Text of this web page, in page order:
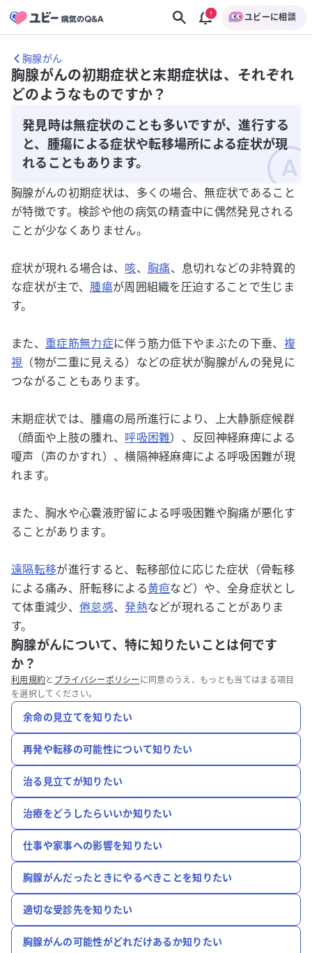
ユビーに相談
胸腺がん
胸腺がんの初期症状と末期症状は、それぞれ
どのようなものですか？
発見時は無症状のことも多いですが、進行する
と、腫瘍による症状や転移場所による症状が現
れることもあります。
胸腺がんの初期症状は、多くの場合、無症状であること
が特徴です。検診や他の病気の精査中に偶然発見される
ことが少なくありません。
症状が現れる場合は、 咳、 胸痛、息切れなどの非特異的
な症状が主で、 腫瘍が周囲組織を圧迫することで生じま
す。
また、 重症筋無力症に伴う筋力低下やまぶたの下垂、 複
視 （物が二重に見える）などの症状が胸腺がんの発見に
つながることもあります。
末期症状では、腫瘍の局所進行により、上大静脈症候群
（顔面や上肢の腫れ、 呼吸困難）、反回神経麻痺による
嗄声（声のかすれ）、横隔神経麻痺による呼吸困難が現
れます。
また、胸水や心嚢液貯留による呼吸困難や胸痛が悪化す
ることがあります。
遠隔転移が進行すると、転移部位に応じた症状（骨転移
による痛み、肝転移による黄疸など）や、全身症状とし
て体重減少、 倦怠感、発熱などが現れることがありま
す。
胸腺がんについて、特に知りたいことは何です
か？
利用規約と プライバシーポリシー に同意のうえ、もっとも当てはまる項目
を選択してください。
余命の見立てを知りたい
再発や転移の可能性について知りたい
治る見立てが知りたい
治療をどうしたらいいか知りたい
仕事や家事への影響を知りたい
胸腺がんだったときにやるべきことを知りたい
適切な受診先を知りたい
胸腺がんの可能性がどれだけあるか知りたい